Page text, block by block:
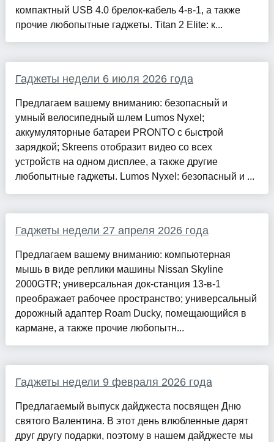
компактный USB 4.0 брелок-кабель 4-в-1, а также
прочие любопытные гаджеты. Titan 2 Elite: к...
Гаджеты недели 6 июля 2026 года
Предлагаем вашему вниманию: безопасный и
умный велосипедный шлем Lumos Nyxel;
аккумуляторные батареи PRONTO с быстрой
зарядкой; Skreens отобразит видео со всех
устройств на одном дисплее, а также другие
любопытные гаджеты. Lumos Nyxel: безопасный и ...
Гаджеты недели 27 апреля 2026 года
Предлагаем вашему вниманию: компьютерная
мышь в виде реплики машины Nissan Skyline
2000GTR; универсальная док-станция 13-в-1
преображает рабочее пространство; универсальный
дорожный адаптер Roam Ducky, помещающийся в
кармане, а также прочие любопытн...
Гаджеты недели 9 февраля 2026 года
Предлагаемый выпуск дайджеста посвящен Дню
святого Валентина. В этот день влюбленные дарят
друг другу подарки, поэтому в нашем дайджесте мы